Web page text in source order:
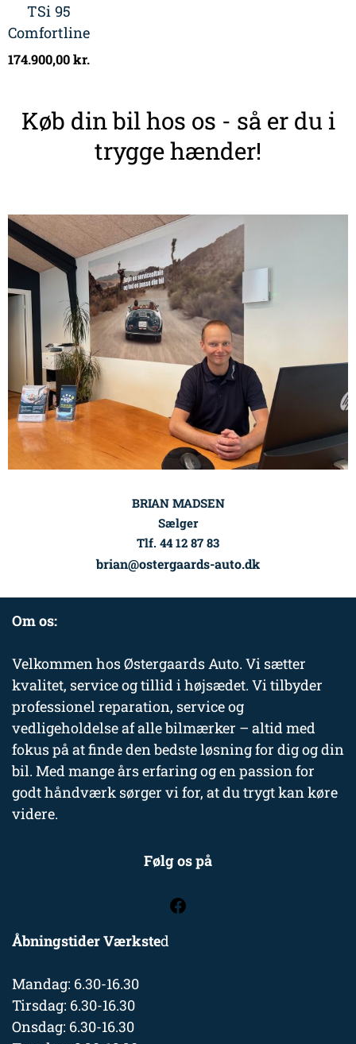
TSi 95
Comfortline
174.900,00kr.
Køb din bil hos os - så er du i
trygge hænder!
BRIAN MADSEN
Sælger
Tlf. 44 12 87 83
brian@ostergaards-auto.dk
Om os:
Velkommen hos Østergaards Auto. Vi sætter
kvalitet, service og tillid i højsædet. Vi tilbyder
professionel reparation, service og
vedligeholdelse af alle bilmærker – altid med
fokus på at finde den bedste løsning for dig og din
bil. Med mange års erfaring og en passion for
godt håndværk sørger vi for, at du trygt kan køre
videre.
Følg os på
Åbningstider Værksted
Mandag: 6.30-16.30
Tirsdag: 6.30-16.30
Onsdag: 6.30-16.30